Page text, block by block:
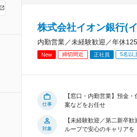
株式会社イオン銀行(
内勤営業／未経験歓迎／年休
New 締切間近 正社員 5名以
仕事
【窓口・内勤営業】預金
案などをお任せ
対象
【未経験歓迎／第二新卒
ループで安心のキャリアを